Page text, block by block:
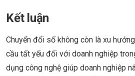
Kết luận
Chuyển đổi số không còn là xu
cầu tất yếu đối với doanh nghiệp
dụng công nghệ giúp doanh nghiệp